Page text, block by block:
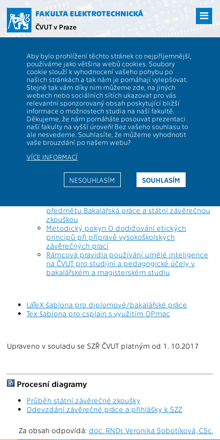
hlavní
obsah
FAKULTA ELEKTROTECHNICKÁ
ČVUT v Praze
Aby bylo prohlížení těchto stránek co nejpříjemnější,
používáme jako většina webů cookies. Soubory
cookie slouží k vyhodnocení vašeho pohybu po
našich stránkách a tak nám je pomáhají vylepšovat.
Stejně tak vám díky nim můžeme zde, na jiných
webech nebo sociálních sítích ukazovat pro vás
relevantní sponzorovaný obsah poskytující bližší
informace o možnostech studia na naší fakultě.
Děkujeme, že nám pomáháte posouvat prezentaci
naší fakulty na vyšší úroveň! Bez vašeho souhlasu to
ale nesvedeme. Souhlasíte, že můžeme vyhodnotit
vaše brouzdání po našem webu?
VÍCE INFORMACÍ
SOUHLASÍM
NESOUHLASÍM
zkoušce
Informace k bakalářské práci a ke
státní závěrečné zkoušce
Návod k úspěšnému absolvování bakalářského studia
(semestrální práce, bakalářská práce, odevzdání
práce,... atd.)
Aktuální vyhláška pro studenty hlásící se k BSZZ
Semestrální projekty
Směrnice děkana pro bakalářské státní
Tematické okruhy SZZ
Návod pro vložení bakalářské práce do KOSu
předmětu Bakalářská práce a státní závěrečnou
zkouškou
Metodický pokyn O dodržování etických
principů při přípravě vysokoškolských
závěrečných prací
Rámcová pravidla používání umělé inteligence
na ČVUT pro studijní a pedagogické účely v
bakalářském a magisterském studiu
LaTeX šablona pro diplomové/bakalářské práce
Tex šablona pro csplain s využitím OPmac
Upraveno v souladu se SZŘ ČVUT platným od 1. 10.2017
Procesní diagramy
Průběh státní závěrečné zkoušky
Odevzdání závěrečné práce a přihlášky k SZZ
Za obsah odpovídá: doc. RNDr. Veronika Sobotíková, CSc.